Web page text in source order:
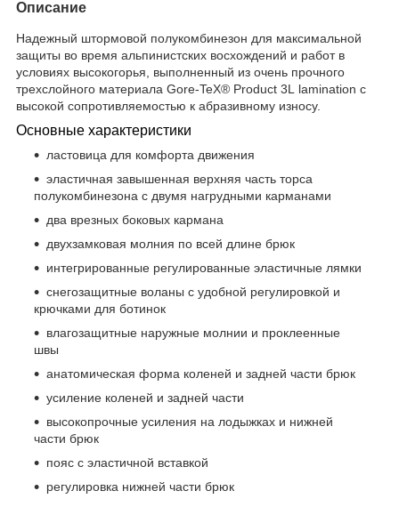
Описание
Надежный штормовой полукомбинезон для максимальной
защиты во время альпинистских восхождений и работ в
условиях высокогорья, выполненный из очень прочного
трехслойного материала Gore-TeX® Product 3L lamination с
высокой сопротивляемостью к абразивному износу.
Основные характеристики
ластовица для комфорта движения
эластичная завышенная верхняя часть торса
полукомбинезона с двумя нагрудными карманами
два врезных боковых кармана
двухзамковая молния по всей длине брюк
интегрированные регулированные эластичные лямки
снегозащитные воланы c удобной регулировкой и
крючками для ботинок
влагозащитные наружные молнии и проклеенные
швы
анатомическая форма коленей и задней части брюк
усиление коленей и задней части
высокопрочные усиления на лодыжках и нижней
части брюк
пояс с эластичной вставкой
регулировка нижней части брюк